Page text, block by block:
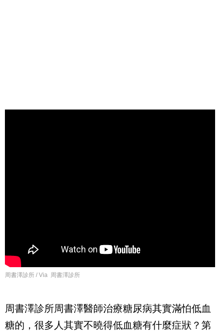
周書澤診所 / Via 周書澤診所
周書澤診所周書澤醫師治療糖尿病其實滿怕低血
糖的，很多人其實不曉得低血糖有什麼症狀？第